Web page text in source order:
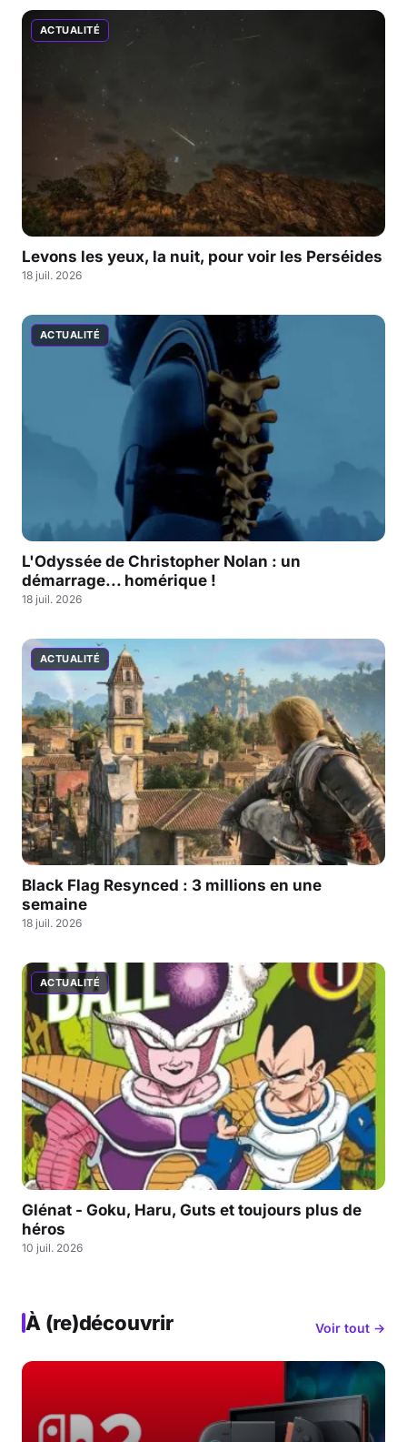
ACTUALITÉ
Levons les yeux, la nuit, pour voir les Perséides
18 juil. 2026
ACTUALITÉ
L'Odyssée de Christopher Nolan : un
démarrage... homérique !
18 juil. 2026
ACTUALITÉ
Black Flag Resynced : 3 millions en une
semaine
18 juil. 2026
ACTUALITÉ
Glénat - Goku, Haru, Guts et toujours plus de
héros
10 juil. 2026
À (re)découvrir Voir tout →